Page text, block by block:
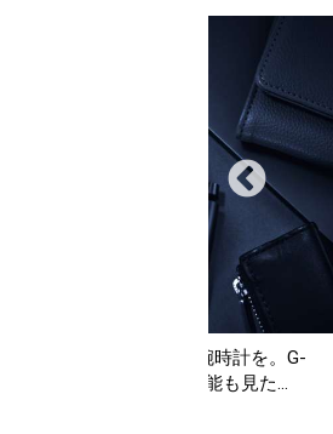
だ「指名買い」】2026年7月掲載記事か